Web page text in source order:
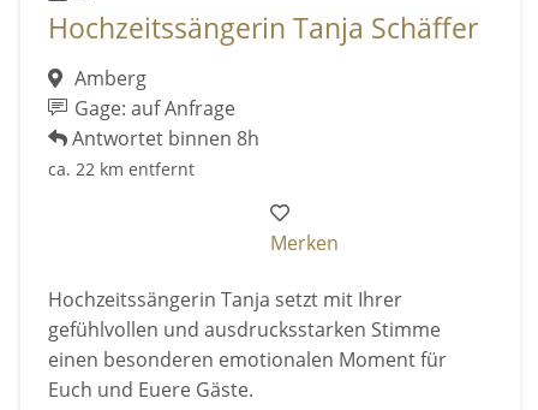
Hochzeitssängerin Tanja Schäffer
Amberg
Gage: auf Anfrage
Antwortet binnen 8h
ca. 22 km entfernt
Merken
Hochzeitssängerin Tanja setzt mit Ihrer
gefühlvollen und ausdrucksstarken Stimme
einen besonderen emotionalen Moment für
Euch und Euere Gäste.